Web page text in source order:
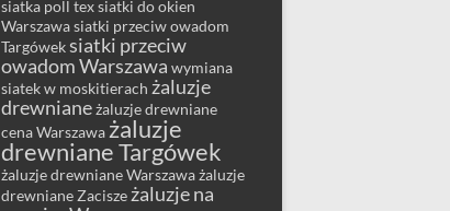
siatka poll tex siatki do okien
Warszawa siatki przeciw owadom
Targówek siatki przeciw
owadom Warszawa wymiana
siatek w moskitierach żaluzje
drewniane żaluzje drewniane
cena Warszawa żaluzje
drewniane Targówek
żaluzje drewniane Warszawa żaluzje
drewniane Zacisze żaluzje na